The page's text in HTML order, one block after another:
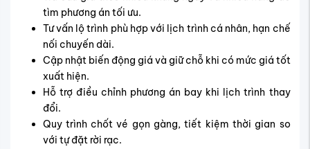
tìm phương án tối ưu.
Tư vấn lộ trình phù hợp với lịch trình cá nhân, hạn chế
nối chuyến dài.
Cập nhật biến động giá và giữ chỗ khi có mức giá tốt
xuất hiện.
Hỗ trợ điều chỉnh phương án bay khi lịch trình thay
đổi.
Quy trình chốt vé gọn gàng, tiết kiệm thời gian so
với tự đặt rời rạc.